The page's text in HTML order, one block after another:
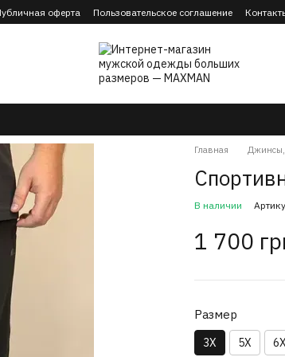
оферта Пользовательское соглашение
Главная Джинсы,
В наличии
1 700
Размер
3X 5X 6X